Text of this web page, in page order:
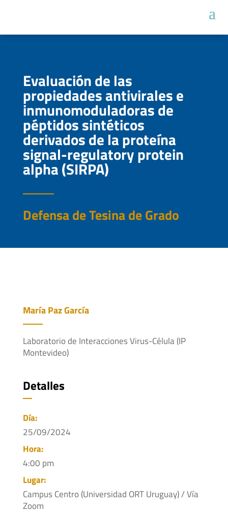
Evaluación de las
propiedades antivirales e
inmunomoduladoras de
péptidos sintéticos
derivados de la proteína
signal-regulatory protein
alpha (SIRPA)
Defensa de Tesina de Grado
María Paz García
Laboratorio de Interacciones Virus-Célula (IP
Montevideo)
Detalles
Día:
25/09/2024
Hora:
4:00 pm
Lugar:
Campus Centro (Universidad ORT Uruguay) / Vía
Zoom